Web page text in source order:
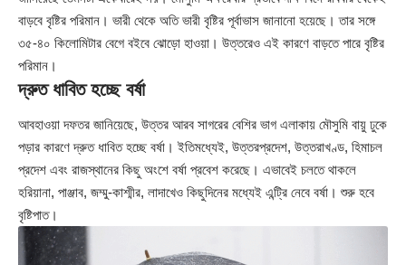
বাড়বে বৃষ্টির পরিমান। ভারী থেকে অতি ভারী বৃষ্টির পূর্বাভাস জানানো হয়েছে। তার সঙ্গে
৩৫-৪০ কিলোমিটার বেগে বইবে ঝোড়ো হাওয়া। উত্তরেও এই কারণে বাড়তে পারে বৃষ্টির
পরিমান।
দ্রুত ধাবিত হচ্ছে বর্ষা
আবহাওয়া দফতর জানিয়েছে, উত্তর আরব সাগরের বেশির ভাগ এলাকায় মৌসুমি বায়ু ঢুকে
পড়ার কারণে দ্রুত ধাবিত হচ্ছে বর্ষা। ইতিমধ্যেই, উত্তরপ্রদেশ, উত্তরাখণ্ড, হিমাচল
প্রদেশ এবং রাজস্থানের কিছু অংশে বর্ষা প্রবেশ করেছে। এভাবেই চলতে থাকলে
হরিয়ানা, পাঞ্জাব, জম্মু-কাশ্মীর, লাদাখেও কিছুদিনের মধ্যেই এন্ট্রি নেবে বর্ষা। শুরু হবে
বৃষ্টিপাত।